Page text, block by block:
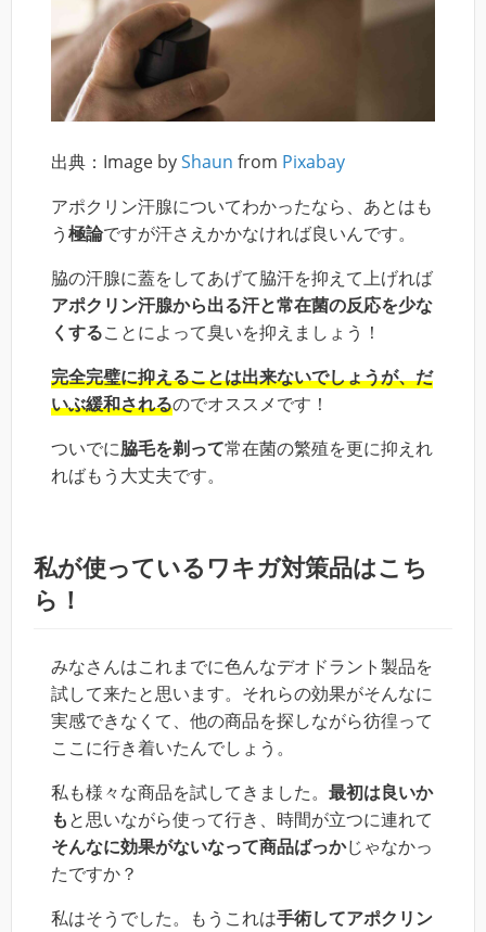
出典：Image byShaun from Pixabay
アポクリン汗腺についてわかったなら、あとはも
う極論ですが汗さえかかなければ良いんです。
脇の汗腺に蓋をしてあげて脇汗を抑えて上げれば
アポクリン汗腺から出る汗と常在菌の反応を少な
くすることによって臭いを抑えましょう！
完全完璧に抑えることは出来ないでしょうが、だ
いぶ緩和されるのでオススメです！
ついでに脇毛を剃って常在菌の繁殖を更に抑えれ
ればもう大丈夫です。
私が使っているワキガ対策品はこち
ら！
みなさんはこれまでに色んなデオドラント製品を
試して来たと思います。それらの効果がそんなに
実感できなくて、他の商品を探しながら彷徨って
ここに行き着いたんでしょう。
私も様々な商品を試してきました。 最初は良いか
もと思いながら使って行き、時間が立つに連れて
そんなに効果がないなって商品ばっかじゃなかっ
たですか？
私はそうでした。もうこれは手術してアポクリン